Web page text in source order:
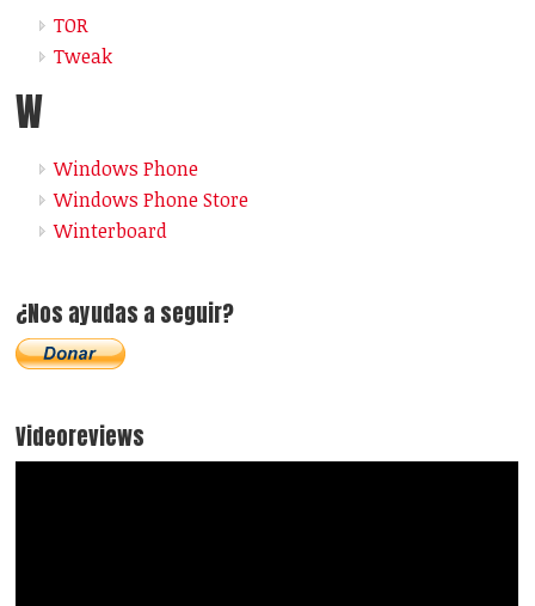
TOR
Tweak
W
Windows Phone
Windows Phone Store
Winterboard
¿Nos ayudas a seguir?
Videoreviews